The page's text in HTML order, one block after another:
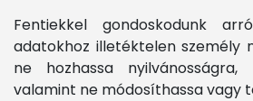
Fentiekkel gondoskodunk
adatokhoz illetéktelen személy
ne hozhassa
valamint ne módosíthassa vagy